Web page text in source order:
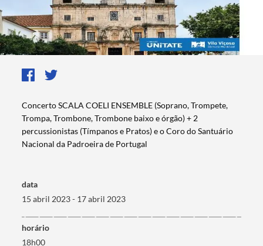
Concerto SCALA COELI ENSEMBLE (Soprano, Trompete,
Trompa, Trombone, Trombone baixo e órgão) + 2
percussionistas (Tímpanos e Pratos) e o Coro do Santuário
Nacional da Padroeira de Portugal
data
15 abril 2023 - 17 abril 2023
horário
18h00